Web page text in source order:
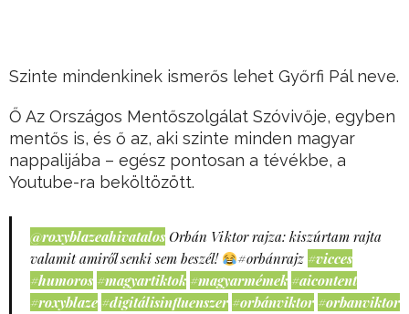
Szinte mindenkinek ismerős lehet Győrfi Pál neve.
Ő Az Országos Mentőszolgálat Szóvivője, egyben
mentős is, és ő az, aki szinte minden magyar
nappalijába – egész pontosan a tévékbe, a
Youtube-ra beköltözött.
@roxyblazeahivatalos Orbán Viktor rajza: kiszúrtam rajta
valamit amiről senki sem beszél!
#orbánrajz #vicces
#humoros #magyartiktok #magyarmémek #aicontent
#roxyblaze #digitálisinfluenszer #orbánviktor #orbanviktor